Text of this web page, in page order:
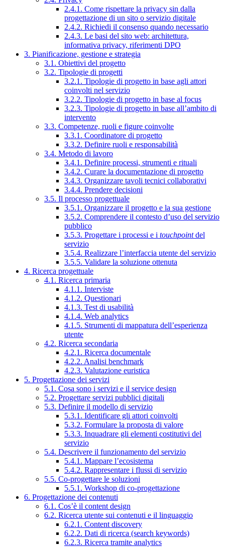
2.4.1. Come rispettare la privacy sin dalla
progettazione di un sito o servizio digitale
2.4.2. Richiedi il consenso quando necessario
2.4.3. Le basi del sito web: architettura,
informativa privacy, riferimenti DPO
3. Pianificazione, gestione e strategia
3.1. Obiettivi del progetto
3.2. Tipologie di progetti
3.2.1. Tipologie di progetto in base agli attori
coinvolti nel servizio
3.2.2. Tipologie di progetto in base al focus
3.2.3. Tipologie di progetto in base all’ambito di
intervento
3.3. Competenze, ruoli e figure coinvolte
3.3.1. Coordinatore di progetto
3.3.2. Definire ruoli e responsabilità
3.4. Metodo di lavoro
3.4.1. Definire processi, strumenti e rituali
3.4.2. Curare la documentazione di progetto
3.4.3. Organizzare tavoli tecnici collaborativi
3.4.4. Prendere decisioni
3.5. Il processo progettuale
3.5.1. Organizzare il progetto e la sua gestione
3.5.2. Comprendere il contesto d’uso del servizio
pubblico
3.5.3. Progettare i processi e i touchpointdel
servizio
3.5.4. Realizzare l’interfaccia utente del servizio
3.5.5. Validare la soluzione ottenuta
4. Ricerca progettuale
4.1. Ricerca primaria
4.1.1. Interviste
4.1.2. Questionari
4.1.3. Test di usabilità
4.1.4. Web analytics
4.1.5. Strumenti di mappatura dell’esperienza
utente
4.2. Ricerca secondaria
4.2.1. Ricerca documentale
4.2.2. Analisi benchmark
4.2.3. Valutazione euristica
5. Progettazione dei servizi
5.1. Cosa sono i servizi e il service design
5.2. Progettare servizi pubblici digitali
5.3. Definire il modello di servizio
5.3.1. Identificare gli attori coinvolti
5.3.2. Formulare la proposta di valore
5.3.3. Inquadrare gli elementi costitutivi del
servizio
5.4. Descrivere il funzionamento del servizio
5.4.1. Mappare l’ecosistema
5.4.2. Rappresentare i flussi di servizio
5.5. Co-progettare le soluzioni
5.5.1. Workshop di co-progettazione
6. Progettazione dei contenuti
6.1. Cos’è il content design
6.2. Ricerca utente sui contenuti e il linguaggio
6.2.1. Content discovery
6.2.2. Dati di ricerca (search keywords)
6.2.3. Ricerca tramite analytics